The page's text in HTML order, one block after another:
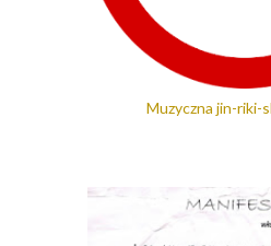
Muzyczna jin-riki-